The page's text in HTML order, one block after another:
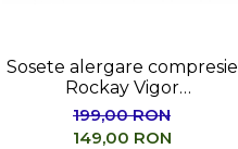
Sosete alergare compresie
Rockay Vigor
negru/albastru
199,00 RON
149,00 RON